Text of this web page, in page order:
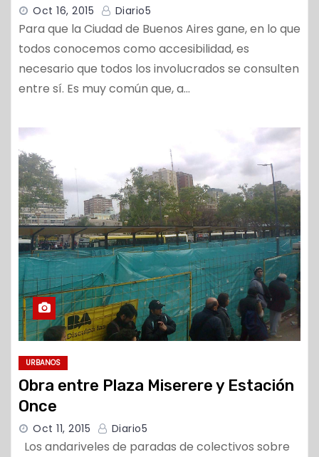
Oct 16, 2015 Diario5
Para que la Ciudad de Buenos Aires gane, en lo que
todos conocemos como accesibilidad, es
necesario que todos los involucrados se consulten
entre sí. Es muy común que, a…
URBANOS
Obra entre Plaza Miserere y Estación
Once
Oct 11, 2015 Diario5
Los andariveles de paradas de colectivos sobre